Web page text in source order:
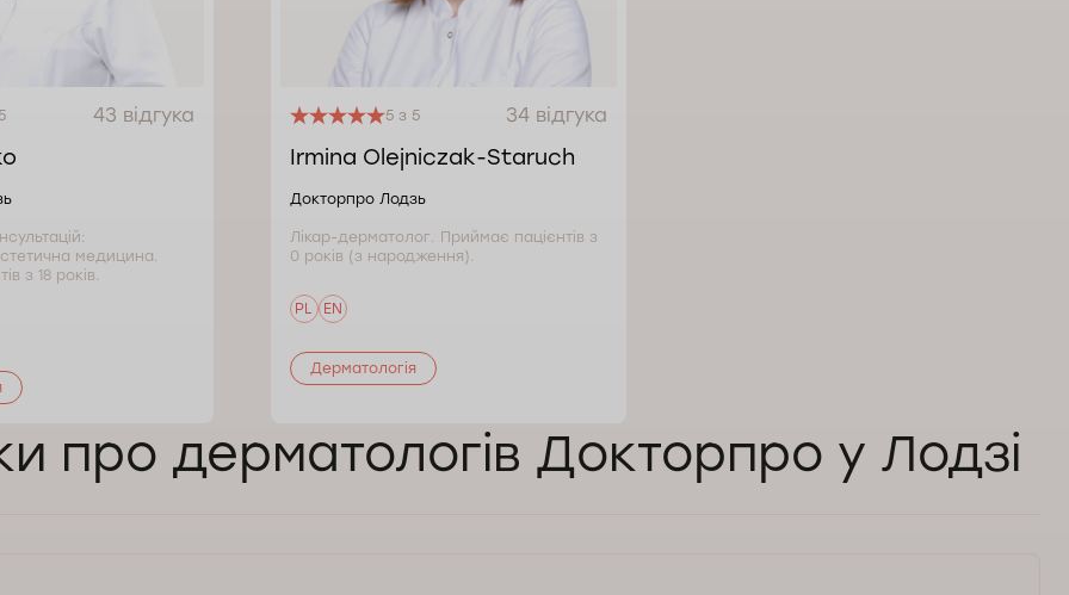
43 відгука
медицина.
з 18 років.
5 з 5 34 відгука
Irmina Olejniczak-Staruch
Докторпро Лодзь
Лікар-дерматолог. Приймає пацієнтів з
0 років (з народження).
PL EN
Дерматологія
про дерматологів Докторпро у Лодзі